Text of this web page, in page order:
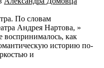
По словам
Андрея Нартова, »
воспринималось, как
историю по-
и